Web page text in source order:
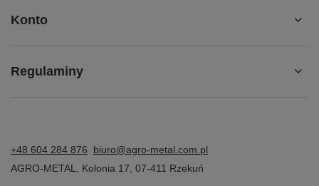
Konto
Regulaminy
+48 604 284 876
biuro@agro-metal.com.pl
AGRO-METAL
Kolonia 17 07-411 Rzekuń